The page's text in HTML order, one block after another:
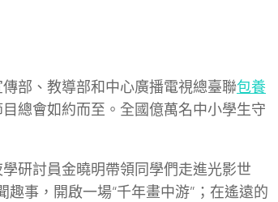
部、教導部和中心廣播電視總臺聯包養
總會如約而至。全國億萬名中小學生守
研討員金曉明帶領同學們走進光影世
趣事，開啟一場“千年畫中游”；在遙遠的